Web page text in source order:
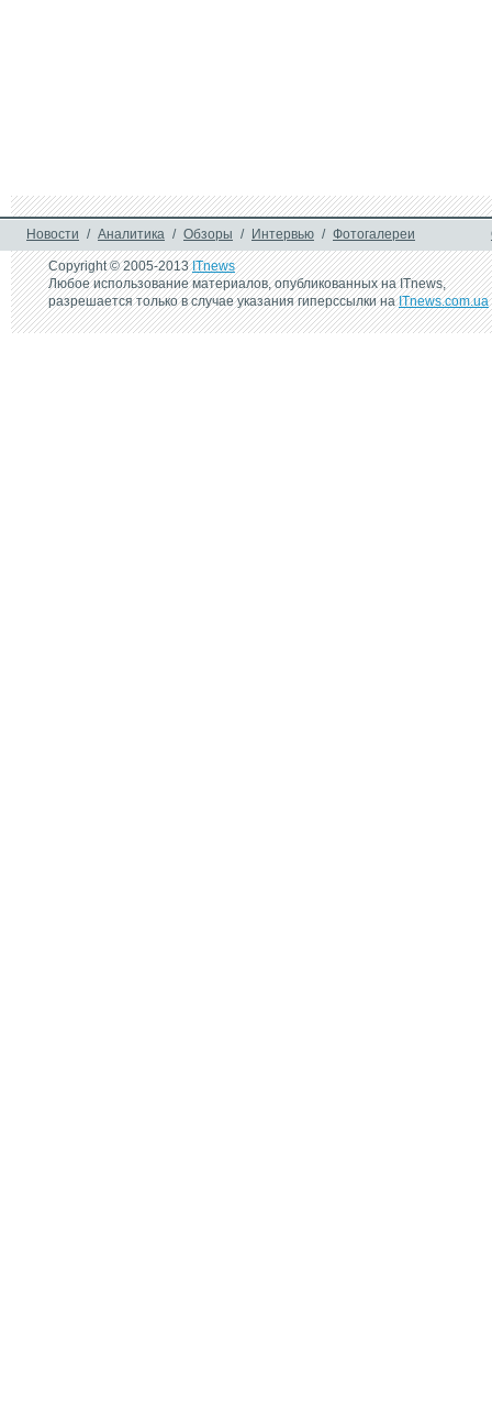
Новости / Аналитика / Обзоры / Интервью / Фотогалереи
Copyright © 2005-2013ITnews
Любое использование материалов, опубликованных на ITnews,
разрешается только в случае указания гиперссылки наITnews.com.ua